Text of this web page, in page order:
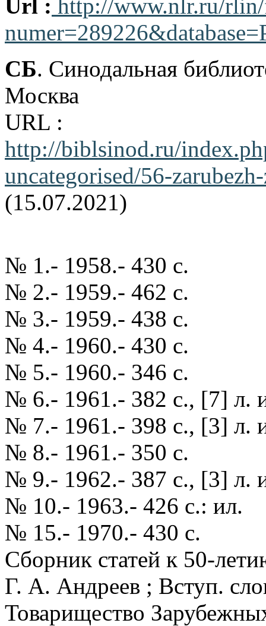
Url : http://www.nlr.ru/
СБ. Синодальная
Москва
URL :
http://biblsinod.ru/
uncategorised/56-
(15.07.2021)
№ 1.- 1958.- 430 с.
№ 2.- 1959.- 462 с.
№ 3.- 1959.- 438 с.
№ 4.- 1960.- 430 с.
№ 5.- 1960.- 346 с.
№ 6.- 1961.- 382 с., [7] л.
№ 7.- 1961.- 398 с., [3] л.
№ 8.- 1961.- 350 с.
№ 9.- 1962.- 387 с., [3] л.
№ 10.- 1963.- 426 с.: ил.
№ 15.- 1970.- 430 с.
Сборник статей к 50-
Г. А. Андреев ; Вступ.
Товарищество